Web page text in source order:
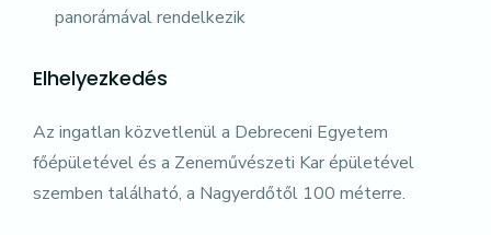
panorámával rendelkezik
Elhelyezkedés
Az ingatlan közvetlenül a Debreceni Egyetem
főépületével és a Zeneművészeti Kar épületével
szemben található, a Nagyerdőtől 100 méterre.